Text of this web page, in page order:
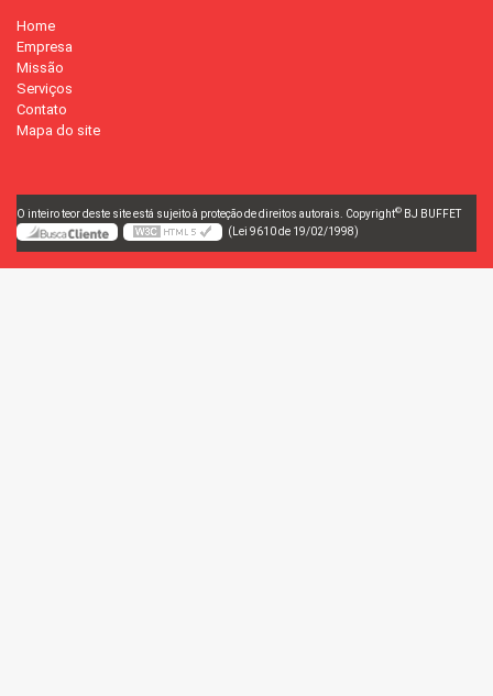
Home
Empresa
Missão
Serviços
Contato
Mapa do site
O inteiro teor deste site está sujeito à proteção de direitos autorais. Copyright© BJ BUFFET
(Lei 9610 de 19/02/1998)